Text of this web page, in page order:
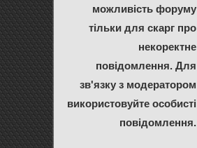
можливість форуму
тільки для скарг про
некоректне
повідомлення. Для
зв'язку з модератором
використовуйте особисті
повідомлення.